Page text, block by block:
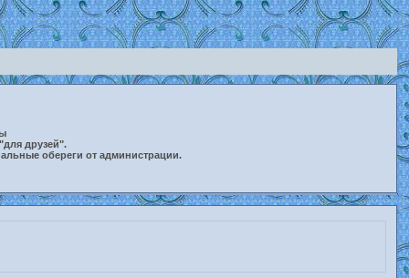
друзей".
обереги от администрации.